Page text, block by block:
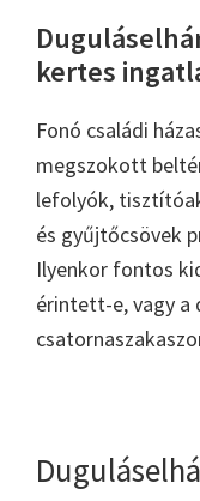
kertes
Fonó családi
megszokott
lefolyók,
és gyűjtőcsövek
Ilyenkor fontos
érintett-e, vagy a